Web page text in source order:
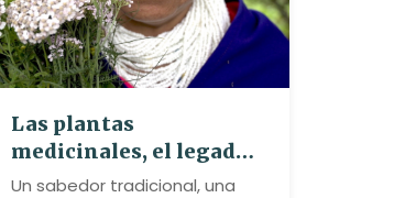
Las plantas
medicinales, el legado
del pueblo Misak
Un sabedor tradicional, una